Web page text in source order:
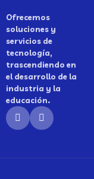
Ofrecemos
soluciones y
servicios de
tecnología,
trascendiendo en
el desarrollo de la
industria y la
educación.